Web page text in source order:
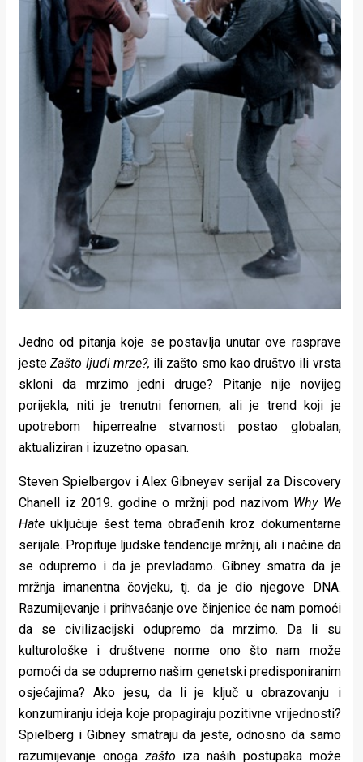
Jedno od pitanja koje se postavlja unutar ove rasprave
jesteZašto ljudi mrze?, ili zašto smo kao društvo ili vrsta
skloni da mrzimo jedni druge? Pitanje nije novijeg
porijekla, niti je trenutni fenomen, ali je trend koji je
upotrebom hiperrealne stvarnosti postao globalan,
aktualiziran i izuzetno opasan.
Steven Spielbergov i Alex Gibneyev serijal za Discovery
Chanell iz 2019. godine o mržnji pod nazivom Why We
Hate uključuje šest tema obrađenih kroz dokumentarne
serijale. Propituje ljudske tendencije mržnji, ali i načine da
se odupremo i da je prevladamo. Gibney smatra da je
mržnja imanentna čovjeku, tj. da je dio njegove DNA.
Razumijevanje i prihvaćanje ove činjenice će nam pomoći
da se civilizacijski odupremo da mrzimo. Da li su
kulturološke i društvene norme ono što nam može
pomoći da se odupremo našim genetski predisponiranim
osjećajima? Ako jesu, da li je ključ u obrazovanju i
konzumiranju ideja koje propagiraju pozitivne vrijednosti?
Spielberg i Gibney smatraju da jeste, odnosno da samo
razumijevanje onoga zašto iza naših postupaka može